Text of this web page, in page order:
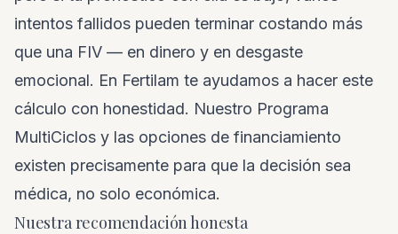
intentos fallidos pueden terminar costando más
que una FIV — en dinero y en desgaste
emocional. En Fertilam te ayudamos a hacer este
cálculo con honestidad. Nuestro Programa
MultiCiclos y las opciones de financiamiento
existen precisamente para que la decisión sea
médica, no solo económica.
Nuestra recomendación honesta